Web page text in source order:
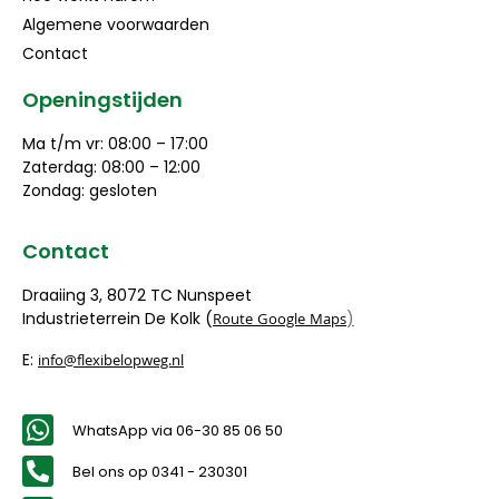
Algemene voorwaarden
Contact
Openingstijden
Ma t/m vr: 08:00 – 17:00
Zaterdag: 08:00 – 12:00
Zondag: gesloten
Contact
Draaiing 3, 8072 TC Nunspeet
Industrieterrein De Kolk (Route Google Maps)
E: info@flexibelopweg.nl
WhatsApp via 06-30 85 06 50
Bel ons op 0341 - 230301